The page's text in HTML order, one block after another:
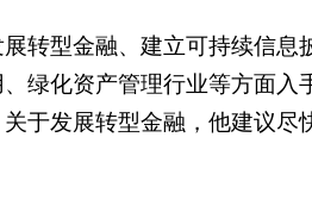
型金融、建立可持续信息
绿化资产管理行业等方面入
于发展转型金融，他建议尽